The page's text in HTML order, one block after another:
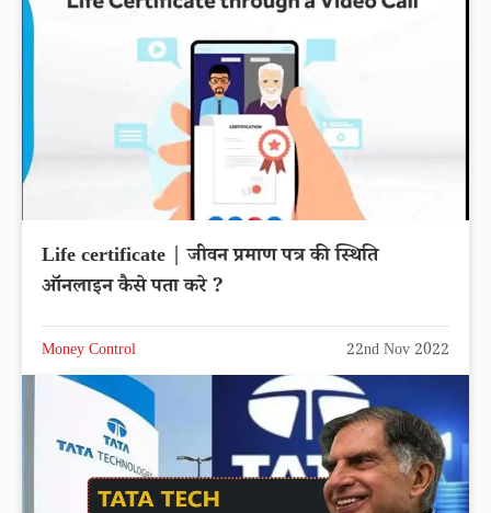
Life certificate | जीवन प्रमाण पत्र की स्थिति
ऑनलाइन कैसे पता करे ?
Money Control 22nd Nov 2022